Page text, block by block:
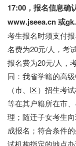
17:00，报名信息确
www.jseea.cn 或
考生报名时须支付
名费为20元/人，考
报名费为20元/人，
同：我省学籍的高
（市、区）招生考
等在其户籍所在市
理；随迁子女考生
成报名；符合条件